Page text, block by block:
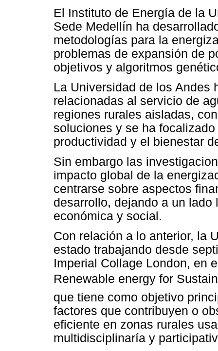
El Instituto de Energía de la
Sede Medellín ha
metodologías para la
problemas de expansión de
objetivos y algoritmos
La Universidad de los Andes
relacionadas al servicio de
regiones rurales aisladas,
soluciones y se ha
productividad y el bienestar
Sin embargo las
impacto global de la
centrarse sobre aspectos
desarrollo, dejando a un
económica y social.
Con relación a lo anterior, la
estado trabajando desde
Imperial Collage London, en
Renewable energy for
que tiene como objetivo
factores que contribuyen o
eficiente en zonas rurales
multidisciplinaría y